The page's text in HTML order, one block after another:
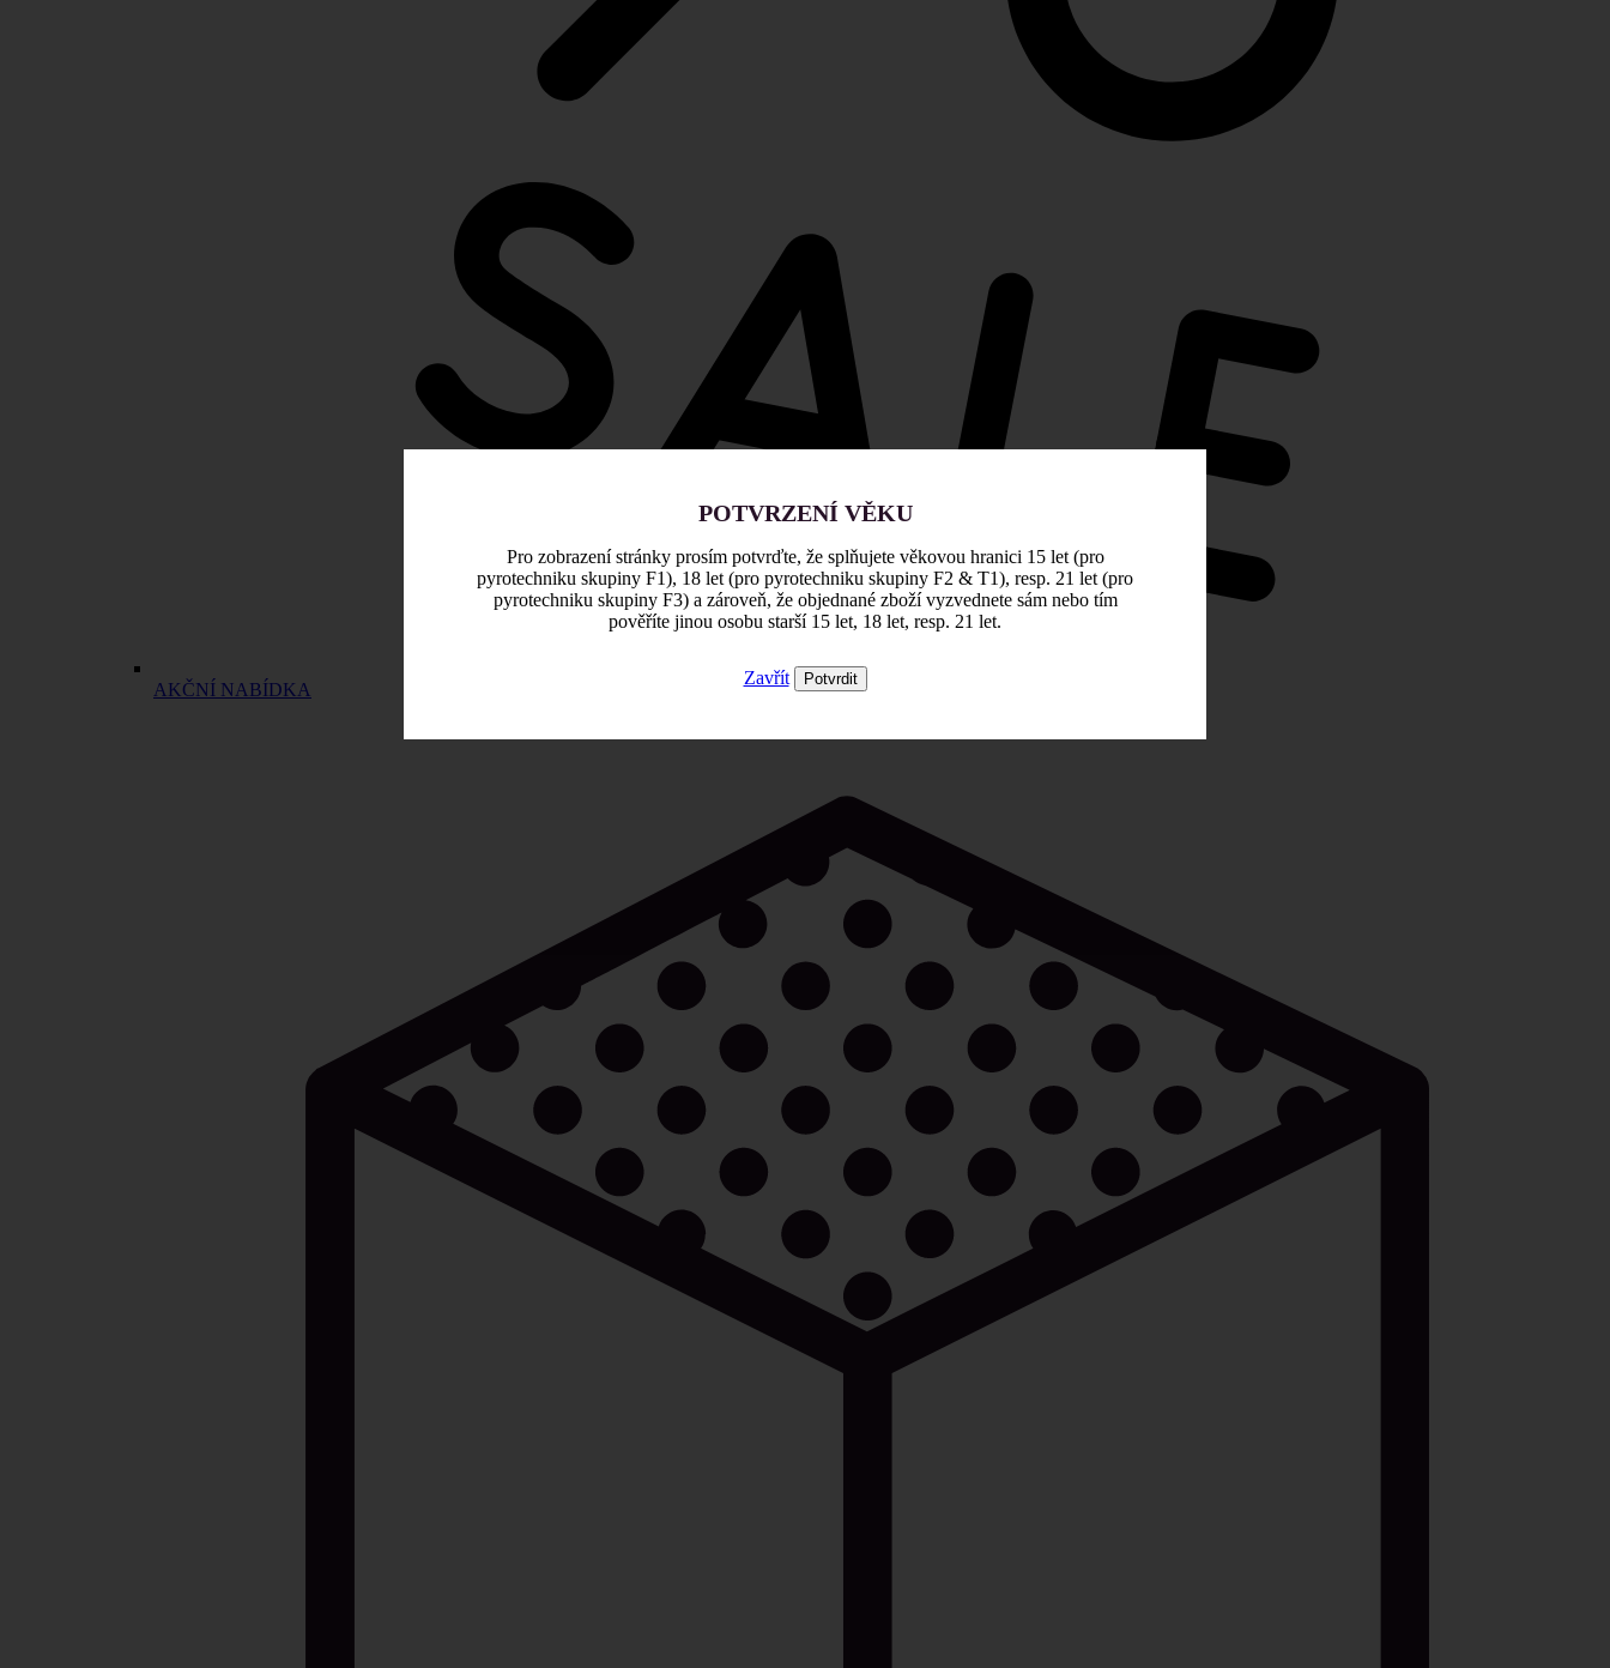
AKČNÍ NABÍDKA
POTVRZENÍ VĚKU
Pro zobrazení stránky prosím potvrďte, že splňujete věkovou hranici 15 let (pro
pyrotechniku skupiny F1), 18 let (pro pyrotechniku skupiny F2 & T1), resp. 21 let (pro
pyrotechniku skupiny F3) a zároveň, že objednané zboží vyzvednete sám nebo tím
pověříte jinou osobu starší 15 let, 18 let, resp. 21 let.
Zavřít Potvrdit